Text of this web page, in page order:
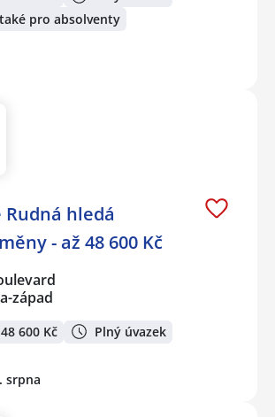
pro absolventy
hledá
- až 48 600 Kč
západ
600 Kč Plný úvazek
srpna